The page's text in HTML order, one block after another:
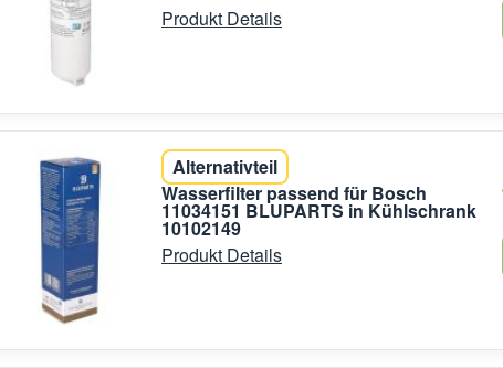
Produkt Details
Alternativteil
Wasserfilter passend für Bosch
11034151 BLUPARTS in Kühlschrank
10102149
Produkt Details